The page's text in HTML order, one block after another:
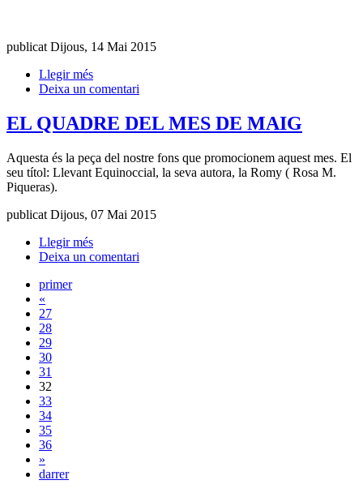
publicat Dijous, 14 Mai 2015
Llegir més
Deixa un comentari
EL QUADRE DEL MES DE MAIG
Aquesta és la peça del nostre fons que promocionem aquest mes. El
seu títol: Llevant Equinoccial, la seva autora, la Romy ( Rosa M.
Piqueras).
publicat Dijous, 07 Mai 2015
Llegir més
Deixa un comentari
primer
«
27
28
29
30
31
32
33
34
35
36
»
darrer